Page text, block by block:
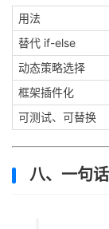
用法
替代 if-else
动态策略选择
框架插件化
可测试、可替换
八、一句话